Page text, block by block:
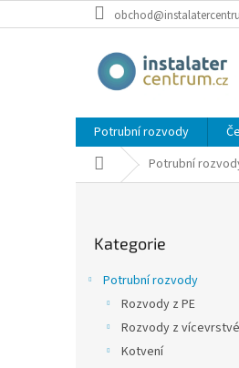
na
Potrubní rozvody
Domů Potrubní
kategorie
Kategorie
Potrubní rozvody
Rozvody z PE
Rozvody z
Kotvení